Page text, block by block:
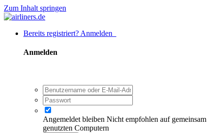
Zum Inhalt springen
Bereits registriert? Anmelden
Anmelden
Angemeldet bleiben Nicht empfohlen auf gemeinsam
genutzten Computern